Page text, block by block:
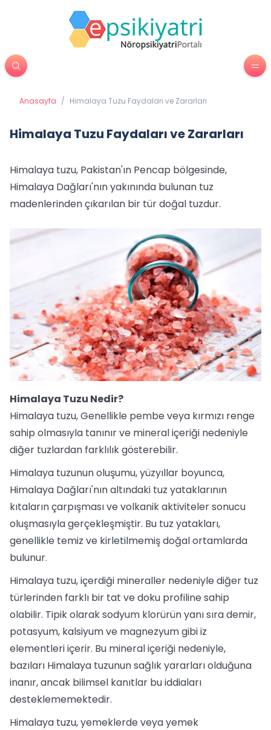
Anasayfa / Himalaya Tuzu Faydaları ve Zararları
Himalaya Tuzu Faydaları ve Zararları
Himalaya tuzu, Pakistan'ın Pencap bölgesinde,
Himalaya Dağları'nın yakınında bulunan tuz
madenlerinden çıkarılan bir tür doğal tuzdur.
Himalaya Tuzu Nedir?
Himalaya tuzu, Genellikle pembe veya kırmızı renge
sahip olmasıyla tanınır ve mineral içeriği nedeniyle
diğer tuzlardan farklılık gösterebilir.
Himalaya tuzunun oluşumu, yüzyıllar boyunca,
Himalaya Dağları'nın altındaki tuz yataklarının
kıtaların çarpışması ve volkanik aktiviteler sonucu
oluşmasıyla gerçekleşmiştir. Bu tuz yatakları,
genellikle temiz ve kirletilmemiş doğal ortamlarda
bulunur.
Himalaya tuzu, içerdiği mineraller nedeniyle diğer tuz
türlerinden farklı bir tat ve doku profiline sahip
olabilir. Tipik olarak sodyum klorürün yanı sıra demir,
potasyum, kalsiyum ve magnezyum gibi iz
elementleri içerir. Bu mineral içeriği nedeniyle,
bazıları Himalaya tuzunun sağlık yararları olduğuna
inanır, ancak bilimsel kanıtlar bu iddiaları
desteklememektedir.
Himalaya tuzu, yemeklerde veya yemek